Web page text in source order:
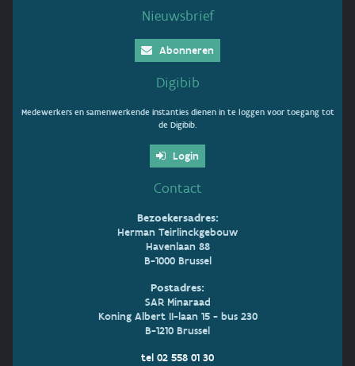
Nieuwsbrief
Abonneren
Digibib
Medewerkers en samenwerkende instanties dienen in te loggen voor toegang tot
de Digibib.
Login
Contact
Bezoekersadres:
Herman Teirlinckgebouw
Havenlaan 88
B-1000 Brussel
Postadres:
SAR Minaraad
Koning Albert II-laan 15 - bus 230
B-1210 Brussel
tel 02 558 01 30